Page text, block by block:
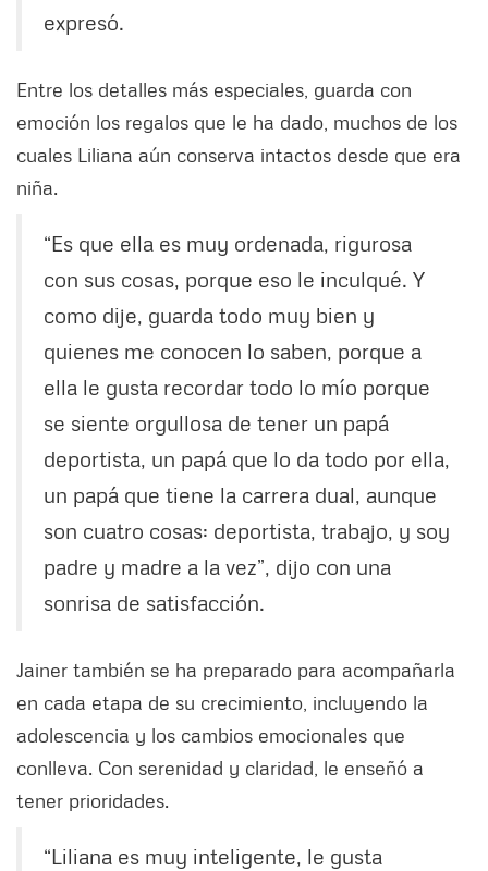
expresó.
Entre los detalles más especiales, guarda con
emoción los regalos que le ha dado, muchos de los
cuales Liliana aún conserva intactos desde que era
niña.
“Es que ella es muy ordenada, rigurosa
con sus cosas, porque eso le inculqué. Y
como dije, guarda todo muy bien y
quienes me conocen lo saben, porque a
ella le gusta recordar todo lo mío porque
se siente orgullosa de tener un papá
deportista, un papá que lo da todo por ella,
un papá que tiene la carrera dual, aunque
son cuatro cosas: deportista, trabajo, y soy
padre y madre a la vez”, dijo con una
sonrisa de satisfacción.
Jainer también se ha preparado para acompañarla
en cada etapa de su crecimiento, incluyendo la
adolescencia y los cambios emocionales que
conlleva. Con serenidad y claridad, le enseñó a
tener prioridades.
“Liliana es muy inteligente, le gusta